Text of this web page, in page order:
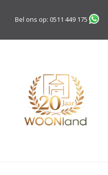
Bel ons op: 0511 449 175